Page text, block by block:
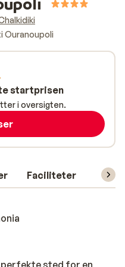
Ouranoupoli
Faciliteter
sted for en
startprisen
i oversigten.